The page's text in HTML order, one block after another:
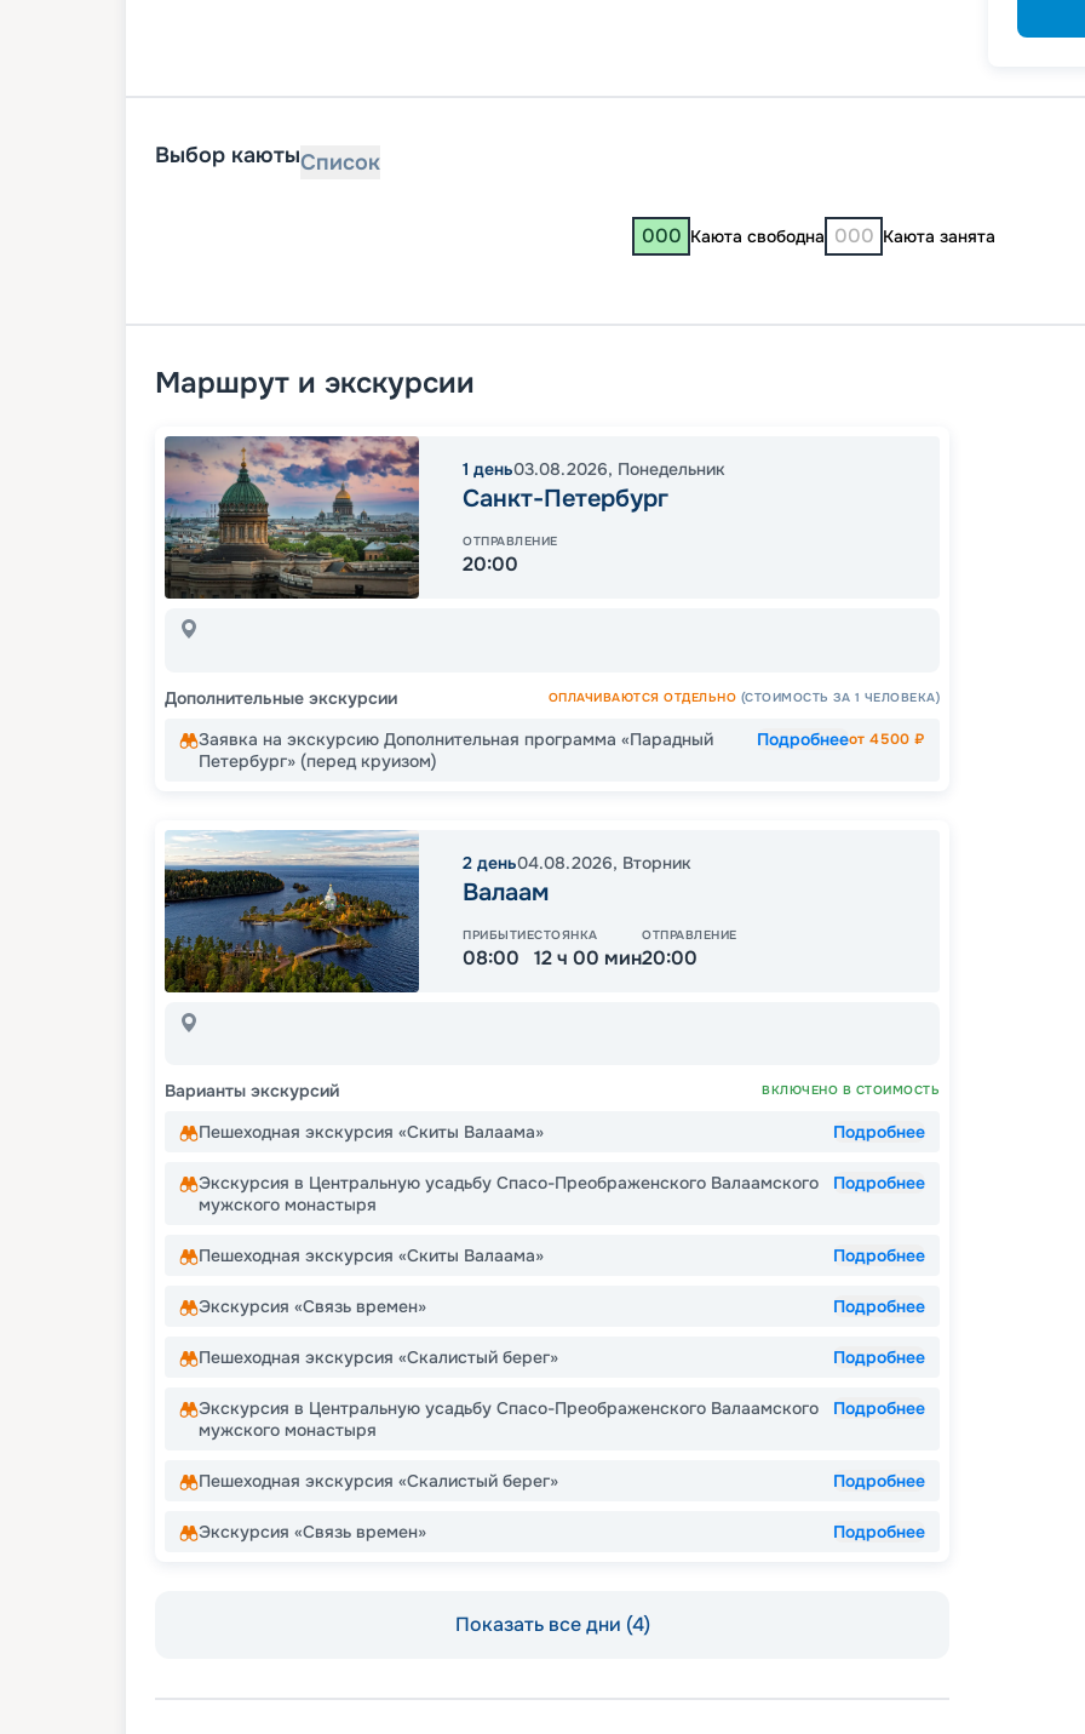
Выбор каютыСписок
000 Каюта свободна 000 Каюта занята
Маршрут и экскурсии
1 день03.08.2026, Понедельник
Санкт-Петербург
ОТПРАВЛЕНИЕ
20:00
Дополнительные экскурсии ОПЛАЧИВАЮТСЯ ОТДЕЛЬНО (СТОИМОСТЬ ЗА 1 ЧЕЛОВЕКА)
Заявка на экскурсию Дополнительная программа «Парадный
Петербург» (перед круизом)
Подробнееот4500 ₽
2 день04.08.2026, Вторник
Валаам
ПРИБЫТИЕ
08:00
СТОЯНКА
12 ч 00 мин
ОТПРАВЛЕНИЕ
20:00
Варианты экскурсий ВКЛЮЧЕНО В СТОИМОСТЬ
Пешеходная экскурсия «Скиты Валаама» Подробнее
Экскурсия в Центральную усадьбу Спасо-Преображенского Валаамского
мужского монастыря
Подробнее
Пешеходная экскурсия «Скиты Валаама» Подробнее
Экскурсия «Связь времен» Подробнее
Пешеходная экскурсия «Скалистый берег» Подробнее
Экскурсия в Центральную усадьбу Спасо-Преображенского Валаамского
мужского монастыря
Подробнее
Пешеходная экскурсия «Скалистый берег» Подробнее
Экскурсия «Связь времен» Подробнее
Показать все дни (4)